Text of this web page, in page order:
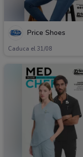
Price Shoes
Caduca el 31/08